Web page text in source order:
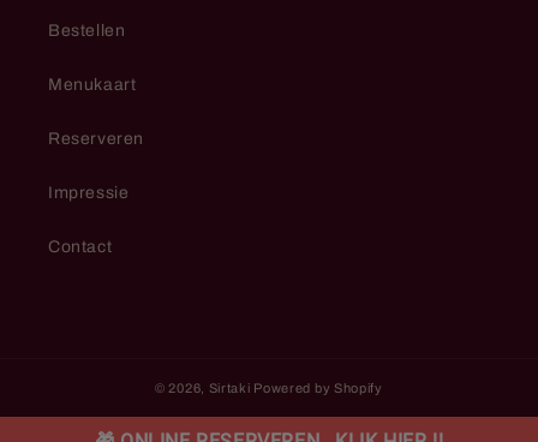
Bestellen
Menukaart
Reserveren
Impressie
Contact
© 2026, Sirtaki Powered by Shopify